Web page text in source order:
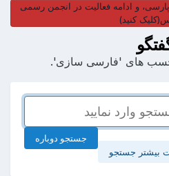
و ادامه فعالیت در انجمن رسمی
کنید)
های 'فارسی سازی'.
جستجو دوباره
بیشتر جستجو